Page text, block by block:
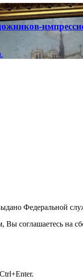
Федеральной
Вы соглашаетесь на